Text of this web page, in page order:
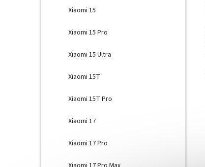
Xiaomi 15
Xiaomi 15 Pro
Xiaomi 15 Ultra
Xiaomi 15T
Xiaomi 15T Pro
Xiaomi 17
Xiaomi 17 Pro